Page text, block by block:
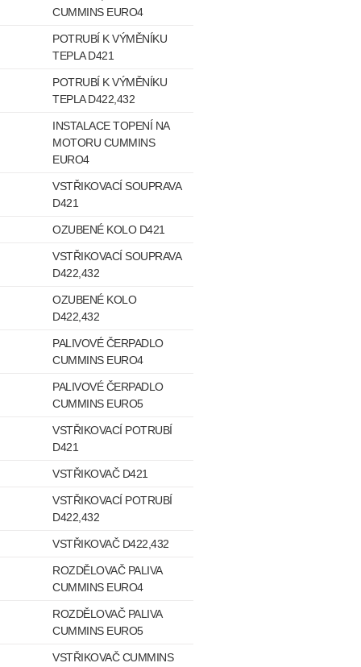
CUMMINS EURO4
POTRUBÍ K VÝMĚNÍKU
TEPLA D421
POTRUBÍ K VÝMĚNÍKU
TEPLA D422,432
INSTALACE TOPENÍ NA
MOTORU CUMMINS
EURO4
VSTŘIKOVACÍ SOUPRAVA
D421
OZUBENÉ KOLO D421
VSTŘIKOVACÍ SOUPRAVA
D422,432
OZUBENÉ KOLO
D422,432
PALIVOVÉ ČERPADLO
CUMMINS EURO4
PALIVOVÉ ČERPADLO
CUMMINS EURO5
VSTŘIKOVACÍ POTRUBÍ
D421
VSTŘIKOVAČ D421
VSTŘIKOVACÍ POTRUBÍ
D422,432
VSTŘIKOVAČ D422,432
ROZDĚLOVAČ PALIVA
CUMMINS EURO4
ROZDĚLOVAČ PALIVA
CUMMINS EURO5
VSTŘIKOVAČ CUMMINS